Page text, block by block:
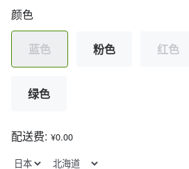
颜色
蓝色 粉色 红色
绿色
配送费: ¥0.00